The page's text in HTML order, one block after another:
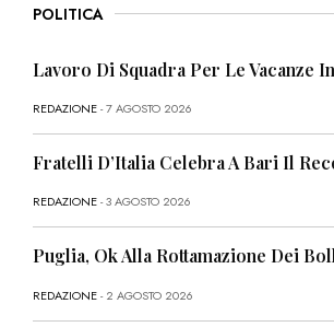
POLITICA
Lavoro Di Squadra Per Le Vacanze In
REDAZIONE- 7 AGOSTO 2026
Fratelli D’Italia Celebra A Bari Il
REDAZIONE- 3 AGOSTO 2026
Puglia, Ok Alla Rottamazione Dei
REDAZIONE- 2 AGOSTO 2026